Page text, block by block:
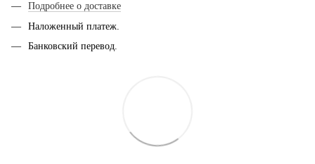
Подробнее о доставке
Наложенный платеж.
Банковский перевод.